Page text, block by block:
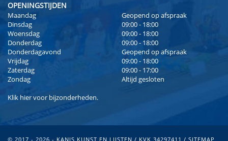
OPENINGSTIJDEN
Maandag
Geopend op afspraak
Dinsdag
09:00 - 18:00
Woensdag
09:00 - 18:00
Donderdag
09:00 - 18:00
Donderdagavond
Geopend op afspraak
Vrijdag
09:00 - 18:00
Zaterdag
09:00 - 17:00
Zondag
Altijd gesloten
Klik hiervoor bijzonderheden.
© 2017 - 2026 - KANIS KUNST EN LIJSTEN / KVK 34297411 / SITEMAP